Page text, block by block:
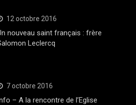
12 octobre 2016
nouveau saint français : frère
Leclercq
7 octobre 2016
– A la rencontre de l’Eglise